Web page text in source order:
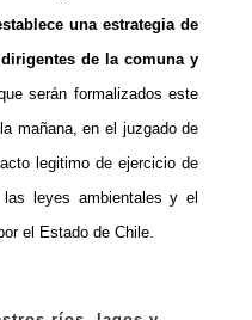
una estrategia de
de la comuna y
serán formalizados este
mañana, en el juzgado de
legitimo de ejercicio de
leyes ambientales y el
el Estado de Chile.